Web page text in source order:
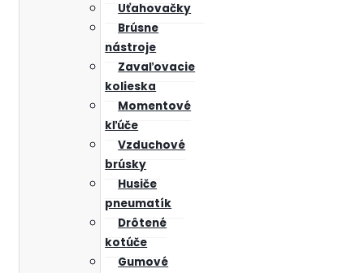
Uťahovačky
Brúsne
nástroje
Zavaľovacie
kolieska
Momentové
kľúče
Vzduchové
brúsky
Husiče
pneumatík
Drôtené
kotúče
Gumové